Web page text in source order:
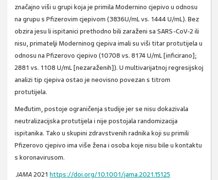
značajno viši u grupi koja je primila Modernino cjepivo u odnosu
na grupu s Pfizerovim cjepivom (3836U/mL vs. 1444 U/mL). Bez
obzira jesu li ispitanici prethodno bili zaraženi sa SARS-CoV-2 ili
nisu, primatelji Moderninog cjepiva imali su viši titar protutijela u
odnosu na Pfizerovo cjepivo (10708 vs. 8174 U/mL [inficirano];
2881 vs. 1108 U/mL [nezaraženih]). U multivarijatnoj regresijskoj
analizi tip cjepiva ostao je neovisno povezan s titrom
protutijela.
Međutim, postoje ograničenja studije jer se nisu dokazivala
neutralizacijska protutijela i nije postojala randomizacija
ispitanika. Tako u skupini zdravstvenih radnika koji su primili
Pfizerovo cjepivo ima više žena i osoba koje nisu bile u kontaktu
s koronavirusom.
JAMA 2021 https://doi.org/10.1001/jama.2021.15125